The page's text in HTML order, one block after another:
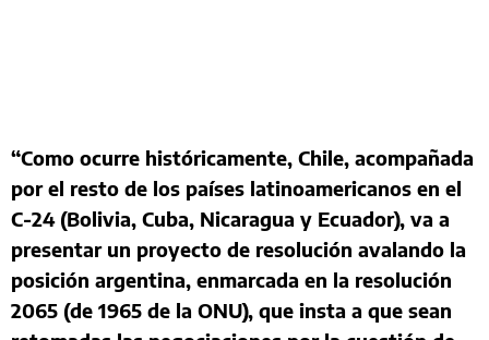
“Como ocurre históricamente, Chile, acompañada
por el resto de los países latinoamericanos en el
C-24 (Bolivia, Cuba, Nicaragua y Ecuador), va a
presentar un proyecto de resolución avalando la
posición argentina, enmarcada en la resolución
2065 (de 1965 de la ONU), que insta a que sean